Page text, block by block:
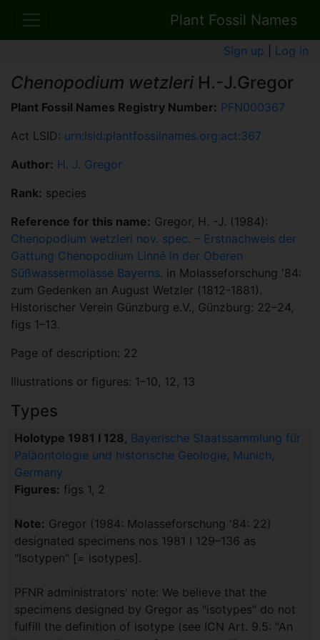
Plant Fossil Names
Sign up Log in
Chenopodium wetzleri H.-J.Gregor
Plant Fossil Names Registry Number: PFN000367
Act LSID: urn:lsid:plantfossilnames.org:act:367
Author: H. J. Gregor
Rank: species
Reference for this name: Gregor, H. -J. (1984):
Chenopodium wetzleri nov. spec. – Erstnachweis der
Gattung Chenopodium Linné in der Oberen
Süßwassermolasse Bayerns. in Molasseforschung '84:
zum Gedenken an August Wetzler (1812-1881).
Historischer Verein Günzburg e.V., Günzburg: 22–24,
figs 1–13.
Page of description: 22
Illustrations or figures: 1–10, 12, 13
Types
Holotype 1981 I 128, Bayerische Staatssammlung für
Paläontologie und historische Geologie, Munich,
Germany
Figures: figs 1, 2
Note: Gregor (1984: Molasseforschung '84: 22)
designated specimens nos 1981 I 129–136 as
"Isotypen" [= isotypes].
PFNR administrators' note: We believe that the
specimens designed by Gregor as "isotypes" do not
fulfill the definition of isotype (see ICN Art. 9.5: "An